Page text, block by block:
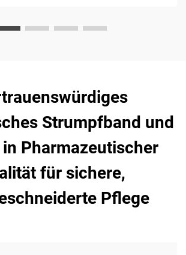
Strumpfband und
Pharmazeutischer
für sichere,
Pflege